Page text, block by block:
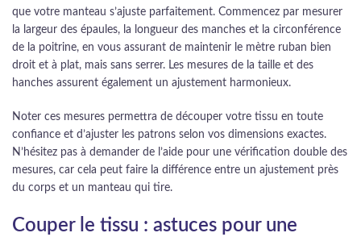
que votre manteau s’ajuste parfaitement. Commencez par mesurer
la largeur des épaules, la longueur des manches et la circonférence
de la poitrine, en vous assurant de maintenir le mètre ruban bien
droit et à plat, mais sans serrer. Les mesures de la taille et des
hanches assurent également un ajustement harmonieux.
Noter ces mesures permettra de découper votre tissu en toute
confiance et d’ajuster les patrons selon vos dimensions exactes.
N’hésitez pas à demander de l’aide pour une vérification double des
mesures, car cela peut faire la différence entre un ajustement près
du corps et un manteau qui tire.
Couper le tissu : astuces pour une